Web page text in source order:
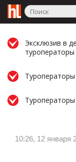
Эксклюзив в
10:26, 12 января